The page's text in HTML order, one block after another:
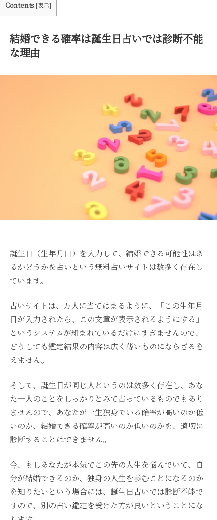
Contents [表示]
結婚できる確率は誕生日占いでは診断不能
な理由
誕生日（生年月日）を入力して、結婚できる可能性はあ
るかどうかを占いという無料占いサイトは数多く存在し
ています。
占いサイトは、万人に当てはまるように、「この生年月
日が入力されたら、この文章が表示されるようにする」
というシステムが組まれているだけにすぎませんので、
どうしても鑑定結果の内容は広く薄いものにならざるを
えません。
そして、誕生日が同じ人というのは数多く存在し、あな
た一人のことをしっかりとみて占っているものでもあり
ませんので、あなたが一生独身でいる確率が高いのか低
いのか、結婚できる確率が高いのか低いのかを、適切に
診断することはできません。
今、もしあなたが本気でこの先の人生を悩んでいて、自
分が結婚できるのか、独身の人生を歩むことになるのか
を知りたいという場合には、誕生日占いでは診断不能で
すので、別の占い鑑定を受けた方が良いということにな